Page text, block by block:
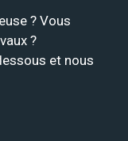
? Vous
?
et nous